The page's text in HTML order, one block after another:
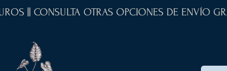
|| CONSULTA OTRAS OPCIONES DE ENVÍO